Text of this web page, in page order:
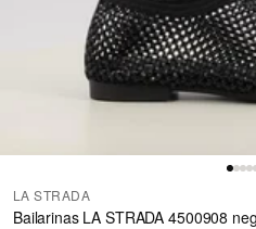
LA STRADA
Bailarinas LA STRADA 4500908